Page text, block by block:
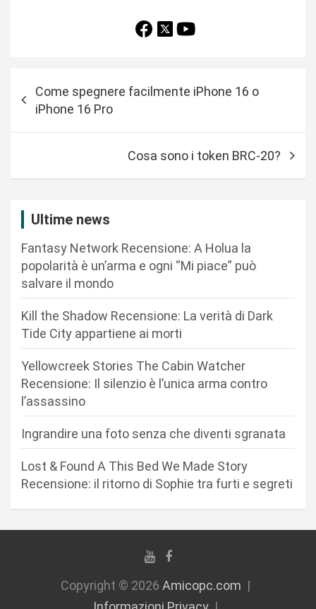
Come spegnere facilmente iPhone 16 o
iPhone 16 Pro
Cosa sono i token BRC-20?
Ultime news
Fantasy Network Recensione: A Holua la
popolarità è un’arma e ogni “Mi piace” può
salvare il mondo
Kill the Shadow Recensione: La verità di Dark
Tide City appartiene ai morti
Yellowcreek Stories The Cabin Watcher
Recensione: Il silenzio è l’unica arma contro
l’assassino
Ingrandire una foto senza che diventi sgranata
Lost & Found A This Bed We Made Story
Recensione: il ritorno di Sophie tra furti e segreti
Copyright © 2026 Amicopc.com